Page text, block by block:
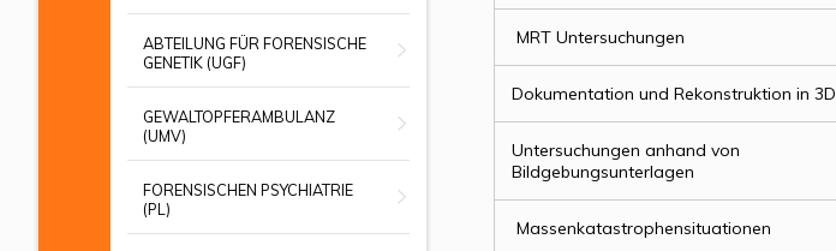
ABTEILUNG FÜR FORENSISCHE
GENETIK (UGF)
GEWALTOPFERAMBULANZ
(UMV)
FORENSISCHEN PSYCHIATRIE
(PL)
MRT Untersuchungen
Dokumentation und Rekonstruktion in 3D
Untersuchungen anhand von
Bildgebungsunterlagen
Massenkatastrophensituationen